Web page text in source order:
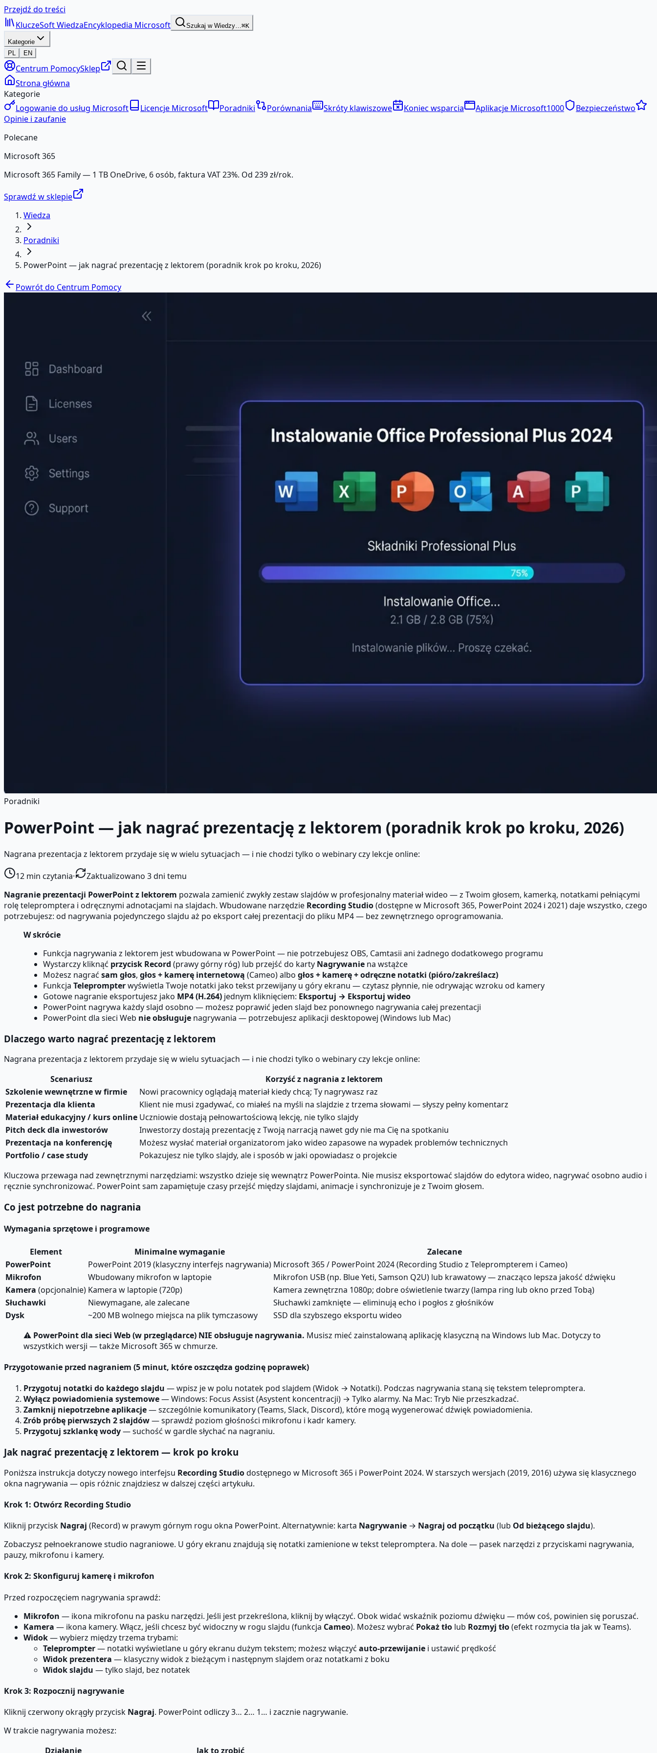
Przejdź do treści
KluczeSoftWiedzaEncyklopedia Microsoft Szukaj w Wiedzy…⌘K
Kategorie
PL
EN
Centrum PomocySklep
Strona główna
Kategorie
Logowanie do usług Microsoft
Licencje Microsoft Poradniki Porównania Skróty klawiszowe Koniec wsparcia Aplikacje Microsoft1000
Bezpieczeństwo
Opinie i zaufanie
Polecane
Microsoft 365
Microsoft 365 Family — 1 TB OneDrive, 6 osób, faktura VAT 23%. Od 239 zł/rok.
Sprawdź w sklepie
Wiedza
Poradniki
PowerPoint — jak nagrać prezentację z lektorem (poradnik krok po kroku, 2026)
Powrót do Centrum Pomocy
Poradniki
PowerPoint — jak nagrać prezentację z lektorem (poradnik krok po kroku, 2026)
Nagrana prezentacja z lektorem przydaje się w wielu sytuacjach — i nie chodzi tylko o webinary czy lekcje online:
12 min czytania·
Zaktualizowano 3 dni temu
Nagranie prezentacji PowerPoint z lektorem pozwala zamienić zwykły zestaw slajdów w profesjonalny materiał wideo — z Twoim głosem, kamerką, notatkami pełniącymi
rolę telepromptera i odręcznymi adnotacjami na slajdach. Wbudowane narzędzie Recording Studio(dostępne w Microsoft 365, PowerPoint 2024 i 2021) daje wszystko, czego
potrzebujesz: od nagrywania pojedynczego slajdu aż po eksport całej prezentacji do pliku MP4 — bez zewnętrznego oprogramowania.
W skrócie
Funkcja nagrywania z lektorem jest wbudowana w PowerPoint — nie potrzebujesz OBS, Camtasii ani żadnego dodatkowego programu
Wystarczy kliknąć przycisk Record (prawy górny róg) lub przejść do karty Nagrywanie na wstążce
Możesz nagrać sam głos, głos + kamerę internetową (Cameo) albo głos + kamerę + odręczne notatki (pióro/zakreślacz)
Funkcja Teleprompterwyświetla Twoje notatki jako tekst przewijany u góry ekranu — czytasz płynnie, nie odrywając wzroku od kamery
Gotowe nagranie eksportujesz jako MP4 (H.264) jednym kliknięciem: Eksportuj → Eksportuj wideo
PowerPoint nagrywa każdy slajd osobno — możesz poprawić jeden slajd bez ponownego nagrywania całej prezentacji
PowerPoint dla sieci Web nie obsługuje nagrywania — potrzebujesz aplikacji desktopowej (Windows lub Mac)
Dlaczego warto nagrać prezentację z lektorem
Nagrana prezentacja z lektorem przydaje się w wielu sytuacjach — i nie chodzi tylko o webinary czy lekcje online:
Scenariusz
Korzyść z nagrania z lektorem
Szkolenie wewnętrzne w firmie
Nowi pracownicy oglądają materiał kiedy chcą; Ty nagrywasz raz
Prezentacja dla klienta
Klient nie musi zgadywać, co miałeś na myśli na slajdzie z trzema słowami — słyszy pełny komentarz
Materiał edukacyjny / kurs online Uczniowie dostają pełnowartościową lekcję, nie tylko slajdy
Pitch deck dla inwestorów
Inwestorzy dostają prezentację z Twoją narracją nawet gdy nie ma Cię na spotkaniu
Prezentacja na konferencję
Możesz wysłać materiał organizatorom jako wideo zapasowe na wypadek problemów technicznych
Portfolio / case study
Pokazujesz nie tylko slajdy, ale i sposób w jaki opowiadasz o projekcie
Kluczowa przewaga nad zewnętrznymi narzędziami: wszystko dzieje się wewnątrz PowerPointa. Nie musisz eksportować slajdów do edytora wideo, nagrywać osobno audio i
ręcznie synchronizować. PowerPoint sam zapamiętuje czasy przejść między slajdami, animacje i synchronizuje je z Twoim głosem.
Co jest potrzebne do nagrania
Wymagania sprzętowe i programowe
Element Minimalne wymaganie
Zalecane
PowerPoint
PowerPoint 2019 (klasyczny interfejs nagrywania) Microsoft 365 / PowerPoint 2024 (Recording Studio z Teleprompterem i Cameo)
Mikrofon
Wbudowany mikrofon w laptopie
Mikrofon USB (np. Blue Yeti, Samson Q2U) lub krawatowy — znacząco lepsza jakość dźwięku
Kamera (opcjonalnie) Kamera w laptopie (720p)
Kamera zewnętrzna 1080p; dobre oświetlenie twarzy (lampa ring lub okno przed Tobą)
Słuchawki
Niewymagane, ale zalecane
Słuchawki zamknięte — eliminują echo i pogłos z głośników
Dysk
~200 MB wolnego miejsca na plik tymczasowy
SSD dla szybszego eksportu wideo
⚠ PowerPoint dla sieci Web (w przeglądarce) NIE obsługuje nagrywania. Musisz mieć zainstalowaną aplikację klasyczną na Windows lub Mac. Dotyczy to
wszystkich wersji — także Microsoft 365 w chmurze.
Przygotowanie przed nagraniem (5 minut, które oszczędza godzinę poprawek)
Przygotuj notatki do każdego slajdu — wpisz je w polu notatek pod slajdem (Widok → Notatki). Podczas nagrywania staną się tekstem telepromptera.
Wyłącz powiadomienia systemowe— Windows: Focus Assist (Asystent koncentracji) → Tylko alarmy. Na Mac: Tryb Nie przeszkadzać.
Zamknij niepotrzebne aplikacje— szczególnie komunikatory (Teams, Slack, Discord), które mogą wygenerować dźwięk powiadomienia.
Zrób próbę pierwszych 2 slajdów— sprawdź poziom głośności mikrofonu i kadr kamery.
Przygotuj szklankę wody— suchość w gardle słychać na nagraniu.
Jak nagrać prezentację z lektorem — krok po kroku
Poniższa instrukcja dotyczy nowego interfejsu Recording Studiodostępnego w Microsoft 365 i PowerPoint 2024. W starszych wersjach (2019, 2016) używa się klasycznego
okna nagrywania — opis różnic znajdziesz w dalszej części artykułu.
Krok 1: Otwórz Recording Studio
Kliknij przycisk Nagraj (Record) w prawym górnym rogu okna PowerPoint. Alternatywnie: karta Nagrywanie → Nagraj od początku (lub Od bieżącego slajdu).
Zobaczysz pełnoekranowe studio nagraniowe. U góry ekranu znajdują się notatki zamienione w tekst telepromptera. Na dole — pasek narzędzi z przyciskami nagrywania,
pauzy, mikrofonu i kamery.
Krok 2: Skonfiguruj kamerę i mikrofon
Przed rozpoczęciem nagrywania sprawdź:
Mikrofon — ikona mikrofonu na pasku narzędzi. Jeśli jest przekreślona, kliknij by włączyć. Obok widać wskaźnik poziomu dźwięku — mów coś, powinien się poruszać.
Kamera — ikona kamery. Włącz, jeśli chcesz być widoczny w rogu slajdu (funkcja Cameo). Możesz wybrać Pokaż tło lub Rozmyj tło(efekt rozmycia tła jak w Teams).
Widok— wybierz między trzema trybami:
Teleprompter— notatki wyświetlane u góry ekranu dużym tekstem; możesz włączyć auto-przewijanie i ustawić prędkość
Widok prezentera — klasyczny widok z bieżącym i następnym slajdem oraz notatkami z boku
Widok slajdu — tylko slajd, bez notatek
Krok 3: Rozpocznij nagrywanie
Kliknij czerwony okrągły przycisk Nagraj. PowerPoint odliczy 3… 2… 1… i zacznie nagrywanie.
W trakcie nagrywania możesz:
Działanie
Jak to zrobić